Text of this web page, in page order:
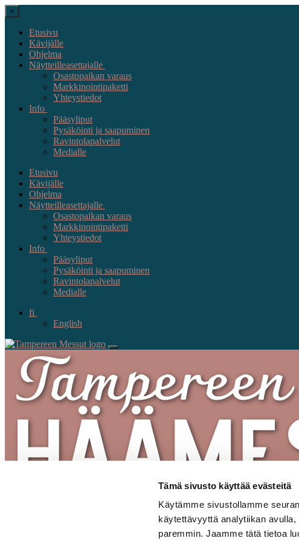
Tämä sivusto käyttää evästeitä
Käytämme sivustollamme
käytettävyyttä analytiikan
paremmin. Jaamme tätä tietoa
×
Etusivu
Kävijälle
Ohjelma
Näytteilleasettajalle
Osastopaikan varaus
Markkinointipaketti
Yhteystiedot
Info
Pääsyliput
Pysäköinti ja saapuminen
Ravintolapalvelut
Medialle
Etusivu
Kävijälle
Ohjelma
Näytteilleasettajalle
Osastopaikan varaus
Markkinointipaketti
Yhteystiedot
Info
Pääsyliput
Pysäköinti ja saapuminen
Ravintolapalvelut
Medialle
fi
English